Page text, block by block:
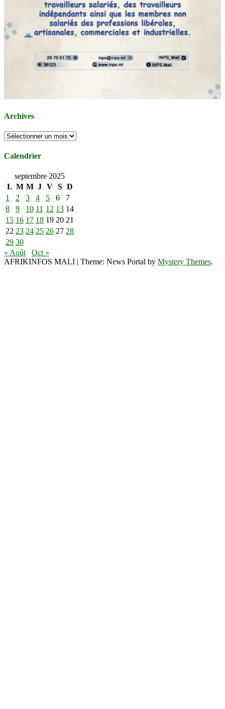
Archives
Archives
Calendrier
septembre 2025
L M M J V S D
1
2 3 4 5 6
7
8
9 10 11 12 13 14
15 16 17 18 19 20 21
22 23 24 25 26 27 28
29 30
« Août
Oct »
AFRIKINFOS MALI | Theme: News Portal by Mystery Themes.